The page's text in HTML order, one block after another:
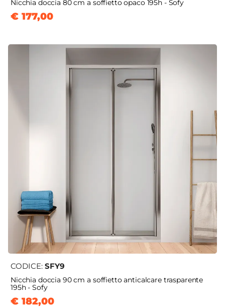
Nicchia doccia 80 cm a soffietto opaco 195h - Sofy
€ 177,00
CODICE: SFY9
Nicchia doccia 90 cm a soffietto anticalcare trasparente
195h - Sofy
€ 182,00